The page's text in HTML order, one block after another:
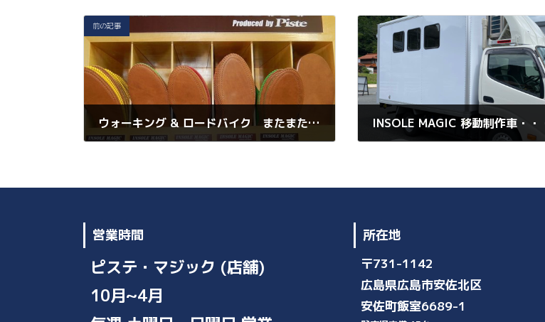
b
o
o
k
er Li
n
k
前の記事
ウォーキング & ロードバイク またまたレビューいただきました。
営業時間
ピステ・マジック (店舗)
10月~4月
所在地
〒731-1142
広島県広島市安佐北区
安佐町飯室6689-1